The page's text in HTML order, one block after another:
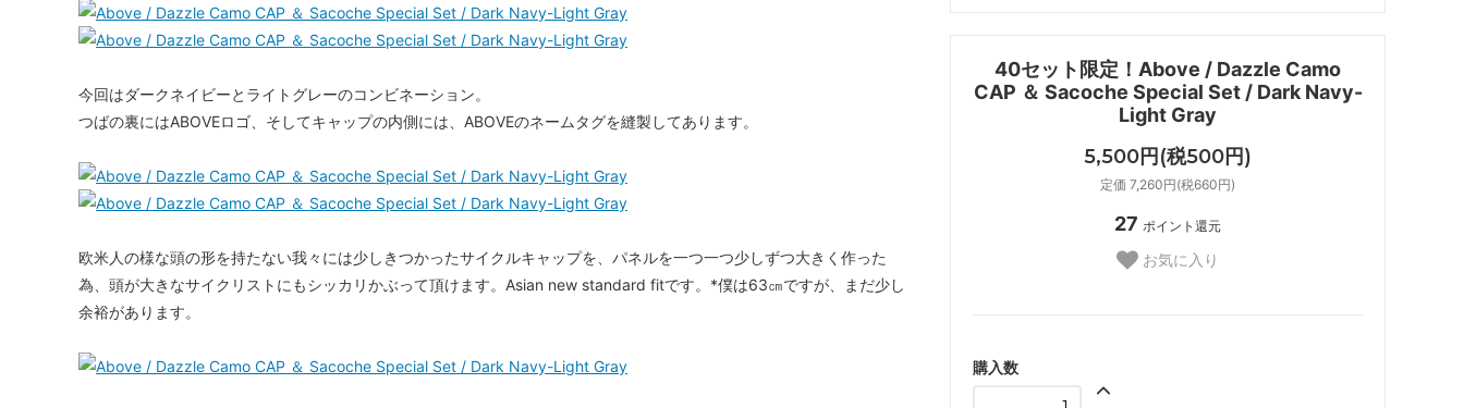
40セット限定！Above / Dazzle Camo
CAP ＆ Sacoche Special Set / Dark Navy-
Light Gray
5,500円(税500円)
定価 7,260円(税660円)
27 ポイント還元
お気に入り
購入数
今回はダークネイビーとライトグレーのコンビネーション。
つばの裏にはABOVEロゴ、そしてキャップの内側には、ABOVEのネームタグを縫製してあります。
欧米人の様な頭の形を持たない我々には少しきつかったサイクルキャップを、パネルを一つ一つ少しずつ大きく作った
為、頭が大きなサイクリストにもシッカリかぶって頂けます。Asian new standard fitです。*僕は63㎝ですが、まだ少し
余裕があります。